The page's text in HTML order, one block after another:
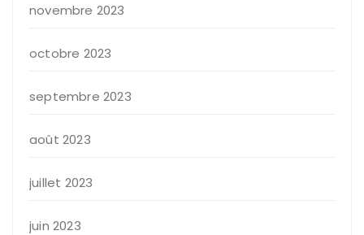
novembre 2023
octobre 2023
septembre 2023
août 2023
juillet 2023
juin 2023